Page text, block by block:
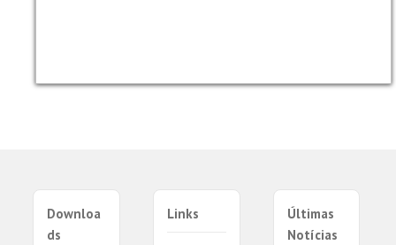
Downloa
ds
Links
Últimas
Notícias